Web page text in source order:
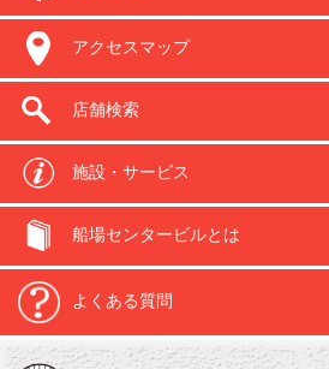
アクセスマップ
店舗検索
施設・サービス
船場センタービルとは
よくある質問